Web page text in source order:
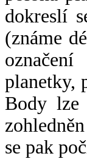
dokreslí
(známe
planetky,
Body
se pak